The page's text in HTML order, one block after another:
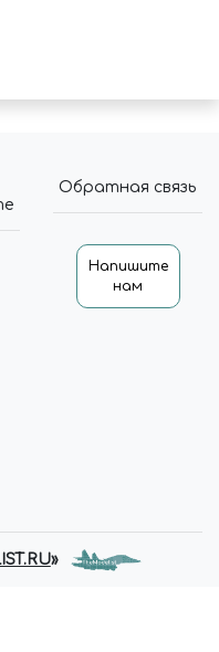
Обратная связь
Напишите
нам
»